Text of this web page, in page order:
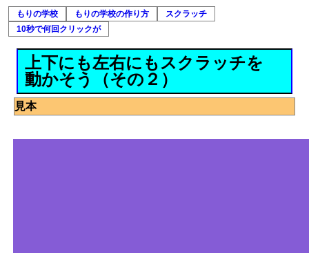
もりの学校 もりの学校の作り方
スクラッチ
10秒で何回クリックが
上下にも左右にもスクラッチを
動かそう（その２）
見本